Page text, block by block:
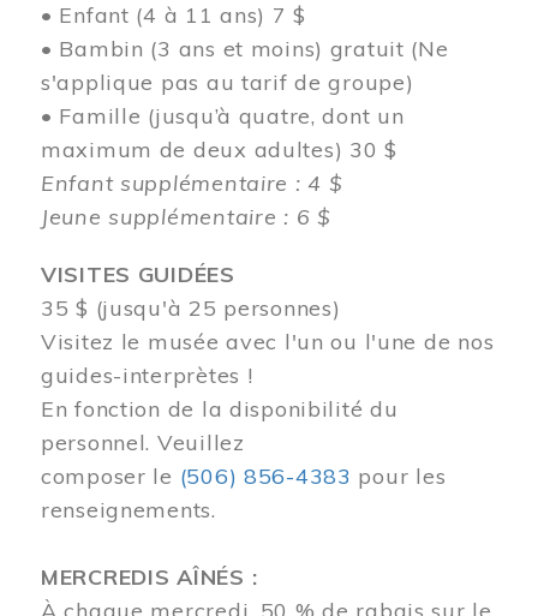
• Enfant (4 à 11 ans) 7 $
• Bambin (3 ans et moins) gratuit (Ne
s'applique pas au tarif de groupe)
• Famille (jusqu’à quatre, dont un
maximum de deux adultes) 30 $
Enfant supplémentaire : 4 $
Jeune supplémentaire : 6 $
VISITES GUIDÉES
35 $ (jusqu'à 25 personnes)
Visitez le musée avec l'un ou l'une de nos
guides-interprètes !
En fonction de la disponibilité du
personnel. Veuillez
composer le (506) 856-4383 pour les
renseignements.
MERCREDIS AÎNÉS :